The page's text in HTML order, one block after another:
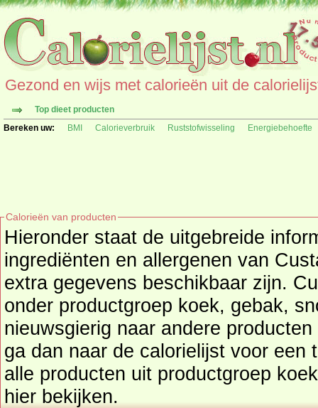
Gezond en wijs met calorieën uit de
Top dieet producten
Bereken uw:
BMI Calorieverbruik Ruststofwisseling Energiebehoefte
Calorieën van producten
Hieronder staat de uitgebreide
ingrediënten en allergenen van Custard (Dr. Oetker) als deze
extra gegevens beschikbaar zijn.
onder productgroep koek, gebak,
nieuwsgierig naar andere
ga dan naar de calorielijst voor een totaaloverzicht. Ook kunt u
alle producten uit productgroep
hier bekijken.